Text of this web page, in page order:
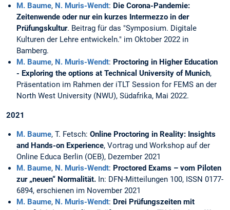
M. Baume, N. Muris-Wendt: Die Corona-Pandemie:
Zeitenwende oder nur ein kurzes Intermezzo in der
Prüfungskultur. Beitrag für das "Symposium. Digitale
Kulturen der Lehre entwickeln." im Oktober 2022 in
Bamberg.
M. Baume, N. Muris-Wendt: Proctoring in Higher Education
- Exploring the options at Technical University of Munich,
Präsentation im Rahmen der iTLT Session for FEMS an der
North West University (NWU), Südafrika, Mai 2022.
2021
M. Baume, T. Fetsch: Online Proctoring in Reality: Insights
and Hands-on Experience, Vortrag und Workshop auf der
Online Educa Berlin (OEB), Dezember 2021
M. Baume, N. Muris-Wendt: Proctored Exams – vom Piloten
zur „neuen“ Normalität. In: DFN-Mitteilungen 100, ISSN 0177-
6894, erschienen im November 2021
M. Baume, N. Muris-Wendt: Drei Prüfungszeiten mit